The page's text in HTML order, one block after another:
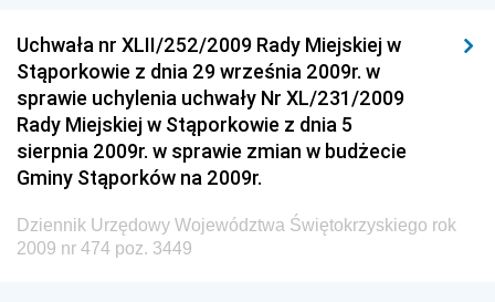
Drogowego
Dziennik Urzędowy Narodowego Banku Polskiego
Dziennik Urzędowy Komendy Głównej Policji
Dziennik Urzędowy Ministra Pracy i Polityki
Społecznej
Dziennik Urzędowy Ministra Transportu, Budownictwa
i Gospodarki Morskiej
Uchwała nr XLII/252/2009 Rady Miejskiej w
Stąporkowie z dnia 29 września 2009r. w
sprawie uchylenia uchwały Nr XL/231/2009
Rady Miejskiej w Stąporkowie z dnia 5
sierpnia 2009r. w sprawie zmian w budżecie
Gminy Stąporków na 2009r.
Dziennik Urzędowy Województwa Świętokrzyskiego rok
2009 nr 474 poz. 3449